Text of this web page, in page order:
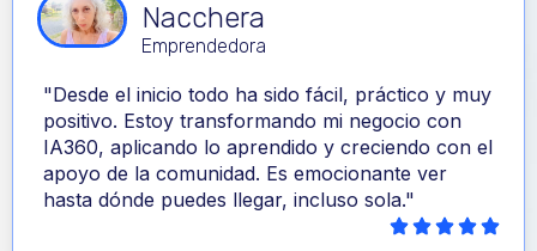
Nacchera
Emprendedora
"Desde el inicio todo ha sido fácil, práctico y muy
positivo. Estoy transformando mi negocio con
IA360, aplicando lo aprendido y creciendo con el
apoyo de la comunidad. Es emocionante ver
hasta dónde puedes llegar, incluso sola."